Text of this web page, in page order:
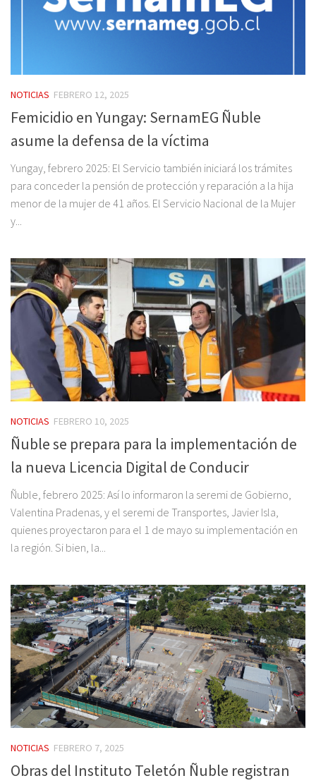
NOTICIAS FEBRERO 12, 2025
Femicidio en Yungay: SernamEG Ñuble
asume la defensa de la víctima
Yungay, febrero 2025: El Servicio también iniciará los trámites
para conceder la pensión de protección y reparación a la hija
menor de la mujer de 41 años. El Servicio Nacional de la Mujer
y...
NOTICIAS FEBRERO 10, 2025
Ñuble se prepara para la implementación de
la nueva Licencia Digital de Conducir
Ñuble, febrero 2025: Así lo informaron la seremi de Gobierno,
Valentina Pradenas, y el seremi de Transportes, Javier Isla,
quienes proyectaron para el 1 de mayo su implementación en
la región. Si bien, la...
NOTICIAS FEBRERO 7, 2025
Obras del Instituto Teletón Ñuble registran